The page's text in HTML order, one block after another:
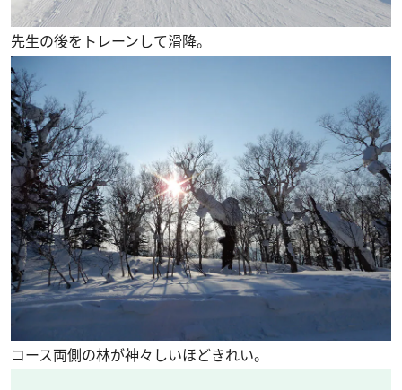
先生の後をトレーンして滑降。
コース両側の林が神々しいほどきれい。